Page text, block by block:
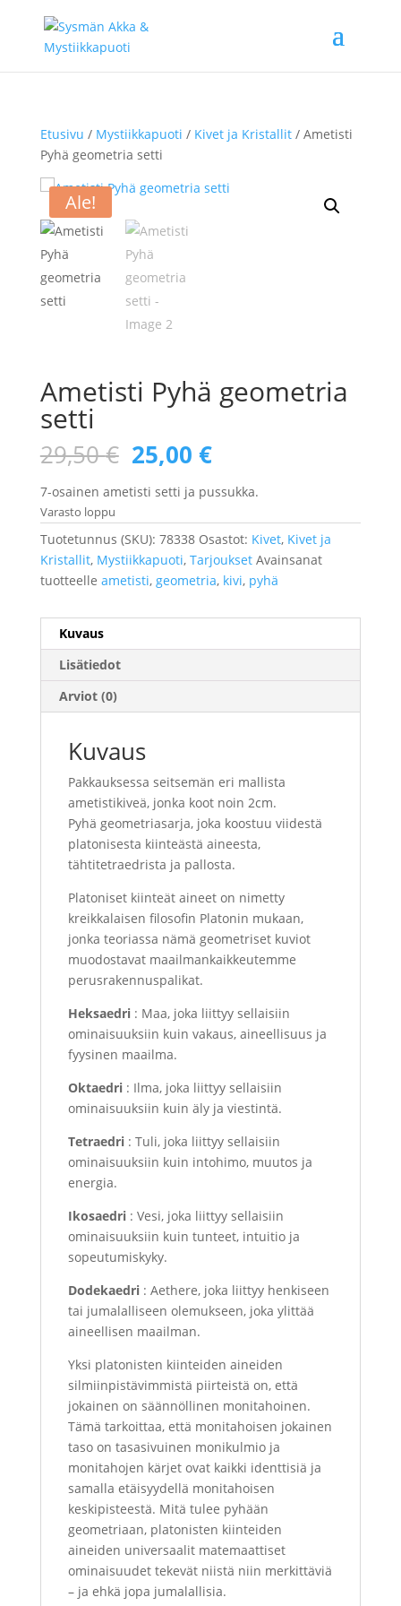
Etusivu / Mystiikkapuoti / Kivet ja Kristallit/ Ametisti
Pyhä geometria setti
Ale!
Ametisti Pyhä geometria
setti
29,50€ Alkuperäinen
hinta
oli:
29,50 €.
25,00 €Nykyinen
hinta
on:
25,00 €.
7-osainen ametisti setti ja pussukka.
Varasto loppu
Tuotetunnus (SKU): 78338 Osastot: Kivet, Kivet ja
Kristallit, Mystiikkapuoti, Tarjoukset Avainsanat
tuotteelle ametisti, geometria, kivi, pyhä
Kuvaus
Lisätiedot
Arviot (0)
Kuvaus
Pakkauksessa seitsemän eri mallista
ametistikiveä, jonka koot noin 2cm.
Pyhä geometriasarja, joka koostuu viidestä
platonisesta kiinteästä aineesta,
tähtitetraedrista ja pallosta.
Platoniset kiinteät aineet on nimetty
kreikkalaisen filosofin Platonin mukaan,
jonka teoriassa nämä geometriset kuviot
muodostavat maailmankaikkeutemme
perusrakennuspalikat.
Heksaedri: Maa, joka liittyy sellaisiin
ominaisuuksiin kuin vakaus, aineellisuus ja
fyysinen maailma.
Oktaedri: Ilma, joka liittyy sellaisiin
ominaisuuksiin kuin äly ja viestintä.
Tetraedri: Tuli, joka liittyy sellaisiin
ominaisuuksiin kuin intohimo, muutos ja
energia.
Ikosaedri: Vesi, joka liittyy sellaisiin
ominaisuuksiin kuin tunteet, intuitio ja
sopeutumiskyky.
Dodekaedri: Aethere, joka liittyy henkiseen
tai jumalalliseen olemukseen, joka ylittää
aineellisen maailman.
Yksi platonisten kiinteiden aineiden
silmiinpistävimmistä piirteistä on, että
jokainen on säännöllinen monitahoinen.
Tämä tarkoittaa, että monitahoisen jokainen
taso on tasasivuinen monikulmio ja
monitahojen kärjet ovat kaikki identtisiä ja
samalla etäisyydellä monitahoisen
keskipisteestä. Mitä tulee pyhään
geometriaan, platonisten kiinteiden
aineiden universaalit matemaattiset
ominaisuudet tekevät niistä niin merkittäviä
– ja ehkä jopa jumalallisia.